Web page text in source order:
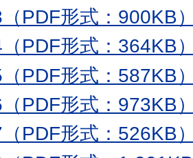
PDF形式：900KB
PDF形式：364KB
PDF形式：587KB
PDF形式：973KB
PDF形式：526KB